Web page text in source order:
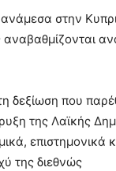
ανάμεσα στην
αναβαθμίζονται
δεξίωση που
της Λαϊκής
επιστημονικά
της διεθνώς